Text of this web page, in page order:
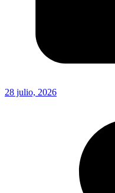
28 julio, 2026